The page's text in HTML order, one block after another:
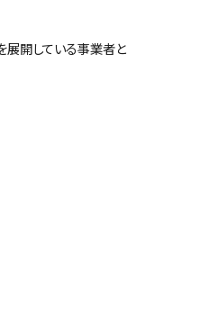
展開している事業者と